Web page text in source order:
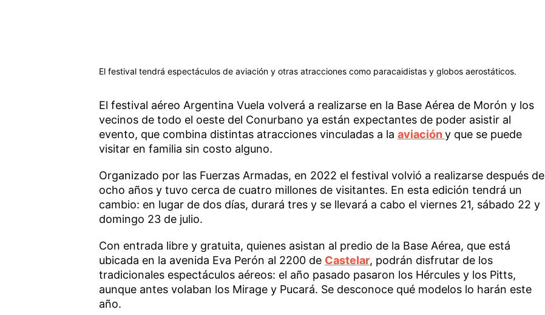
El festival tendrá espectáculos de aviación y otras atracciones como paracaidistas y globos aerostáticos.
El festival aéreo Argentina Vuela volverá a realizarse en la Base Aérea de Morón y los
vecinos de todo el oeste del Conurbano ya están expectantes de poder asistir al
evento, que combina distintas atracciones vinculadas a la aviacióny que se puede
visitar en familia sin costo alguno.
Organizado por las Fuerzas Armadas, en 2022 el festival volvió a realizarse después de
ocho años y tuvo cerca de cuatro millones de visitantes. En esta edición tendrá un
cambio: en lugar de dos días, durará tres y se llevará a cabo el viernes 21, sábado 22 y
domingo 23 de julio.
Con entrada libre y gratuita, quienes asistan al predio de la Base Aérea, que está
ubicada en la avenida Eva Perón al 2200 de Castelar, podrán disfrutar de los
tradicionales espectáculos aéreos: el año pasado pasaron los Hércules y los Pitts,
aunque antes volaban los Mirage y Pucará. Se desconoce qué modelos lo harán este
año.